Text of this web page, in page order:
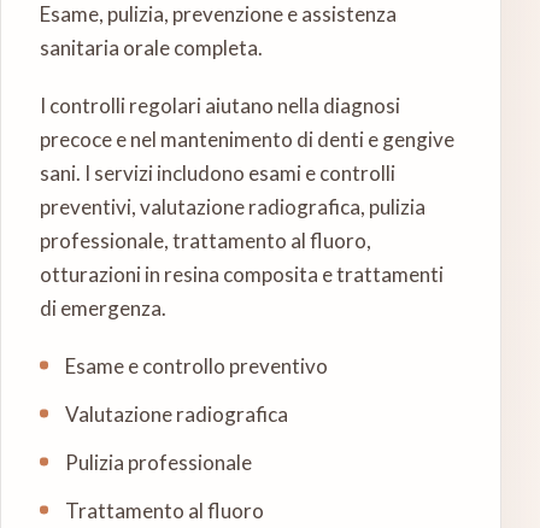
Esame, pulizia, prevenzione e assistenza
sanitaria orale completa.
I controlli regolari aiutano nella diagnosi
precoce e nel mantenimento di denti e gengive
sani. I servizi includono esami e controlli
preventivi, valutazione radiografica, pulizia
professionale, trattamento al fluoro,
otturazioni in resina composita e trattamenti
di emergenza.
Esame e controllo preventivo
Valutazione radiografica
Pulizia professionale
Trattamento al fluoro